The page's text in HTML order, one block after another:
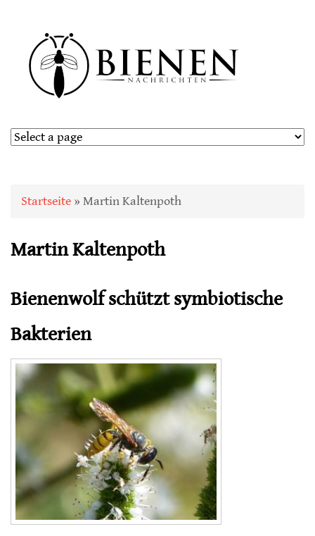
Sie sind hier
Startseite » Martin Kaltenpoth
Martin Kaltenpoth
Bienenwolf schützt symbiotische
Bakterien